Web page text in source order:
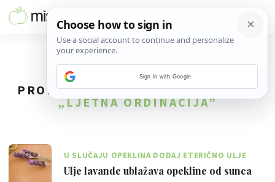
PRONAĐENO17REZULTATA ZA TAG
„LJETNA ORDINACIJA”
U SLUČAJU OPEKLINA DODAJ ETERIČNO ULJE
LAVANDE U MACERAT GOSPINE TRAVE
Ulje lavande ublažava opekline od sunca
Sign in with Google